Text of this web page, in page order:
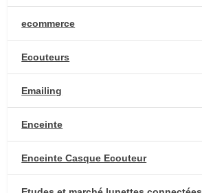
ecommerce
Ecouteurs
Emailing
Enceinte
Enceinte Casque Ecouteur